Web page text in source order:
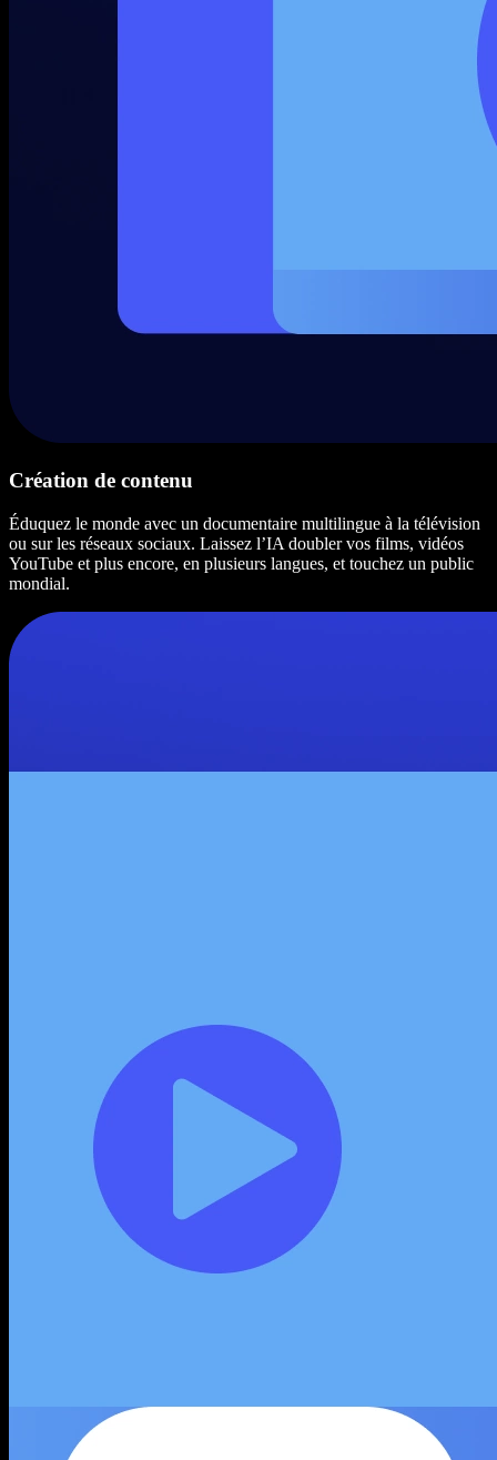
Création de contenu
Éduquez le monde avec un documentaire multilingue à la télévision
ou sur les réseaux sociaux. Laissez l’IA doubler vos films, vidéos
YouTube et plus encore, en plusieurs langues, et touchez un public
mondial.